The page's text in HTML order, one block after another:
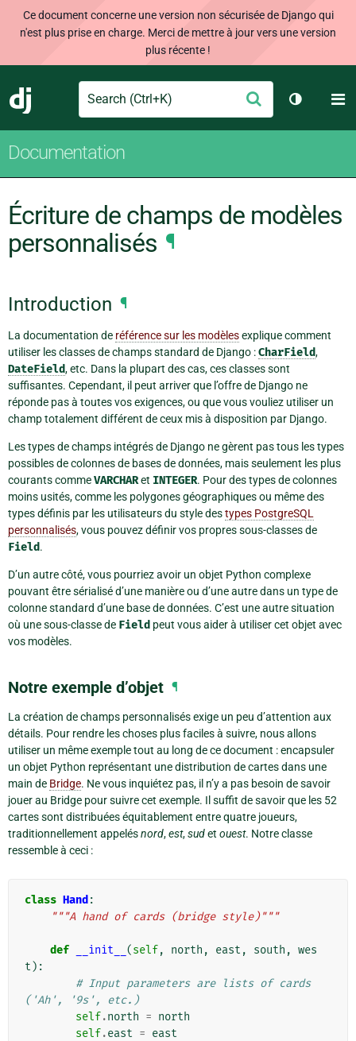
Ce document concerne une version non sécurisée de Django qui
n'est plus prise en charge. Merci de mettre à jour vers une version
plus récente !
Django
Search Envoyer
Changer
Documentation
Écriture de champs de modèles
personnalisés ¶
Introduction ¶
La documentation de référence sur les modèlesexplique comment
utiliser les classes de champs standard de Django :CharField,
DateField, etc. Dans la plupart des cas, ces classes sont
suffisantes. Cependant, il peut arriver que l’offre de Django ne
réponde pas à toutes vos exigences, ou que vous vouliez utiliser un
champ totalement différent de ceux mis à disposition par Django.
Les types de champs intégrés de Django ne gèrent pas tous les types
possibles de colonnes de bases de données, mais seulement les plus
courants commeVARCHARet INTEGER. Pour des types de colonnes
moins usités, comme les polygones géographiques ou même des
types définis par les utilisateurs du style destypes PostgreSQL
personnalisés, vous pouvez définir vos propres sous-classes de
Field.
D’un autre côté, vous pourriez avoir un objet Python complexe
pouvant être sérialisé d’une manière ou d’une autre dans un type de
colonne standard d’une base de données. C’est une autre situation
où une sous-classe de Field peut vous aider à utiliser cet objet avec
vos modèles.
Notre exemple d’objet ¶
La création de champs personnalisés exige un peu d’attention aux
détails. Pour rendre les choses plus faciles à suivre, nous allons
utiliser un même exemple tout au long de ce document : encapsuler
un objet Python représentant une distribution de cartes dans une
main de Bridge. Ne vous inquiétez pas, il n’y a pas besoin de savoir
jouer au Bridge pour suivre cet exemple. Il suffit de savoir que les 52
cartes sont distribuées équitablement entre quatre joueurs,
traditionnellement appelésnord,est,sudet ouest. Notre classe
ressemble à ceci :
class Hand :
"""A hand of cards (bridge style)"""
def __init__ (self, north , east , south , wes
t ):
# Input parameters are lists of cards
('Ah', '9s', etc.)
self.north = north
self.east = east